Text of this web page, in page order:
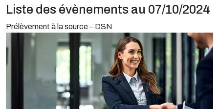
Liste des évènements au 07/10/2024
Prélèvement à la source – DSN